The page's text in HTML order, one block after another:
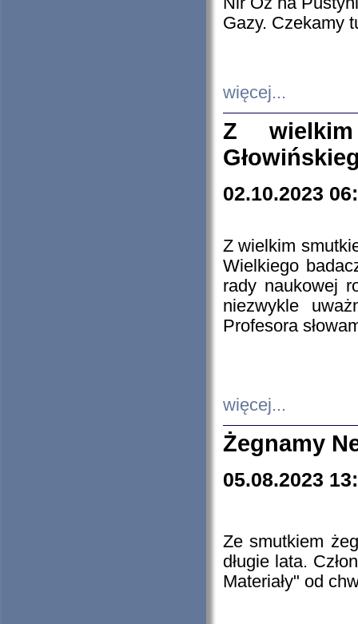
Gazy. Czekamy
więcej...
Z
02.10.2023
Z wielkim
Wielkiego
rady naukowej
niezwykle
Profesora
więcej...
Żegnamy
05.08.2023
Ze smutkiem
długie lata.
Materiały" od